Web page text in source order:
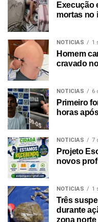
Execução
mortas no
NOTICIAS 1
Homem
cravado
NOTICIAS 6
Primeiro
horas
NOTICIAS 7
Projeto
novos
NOTICIAS 1
Três
durante
zona